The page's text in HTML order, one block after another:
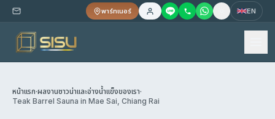
พาร์ทเนอร์ EN
หน้าแรก·ผลงานซาวน่าและอ่างน้ำแข็งของเรา·
Teak Barrel Sauna in Mae Sai, Chiang Rai